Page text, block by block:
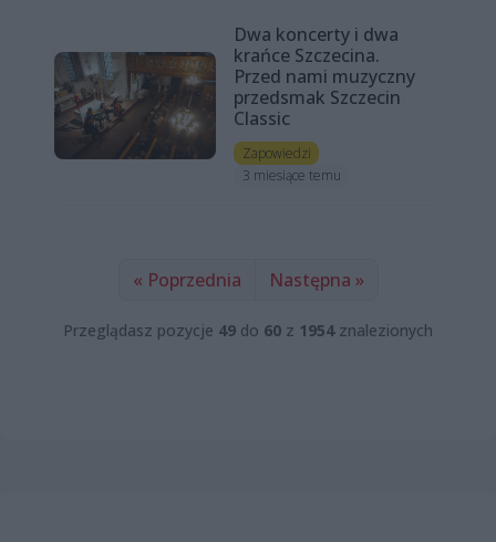
Dwa koncerty i dwa
krańce Szczecina.
Przed nami muzyczny
przedsmak Szczecin
Classic
Zapowiedzi
3 miesiące temu
« Poprzednia Następna »
Przeglądasz pozycje 49 do 60 z 1954znalezionych